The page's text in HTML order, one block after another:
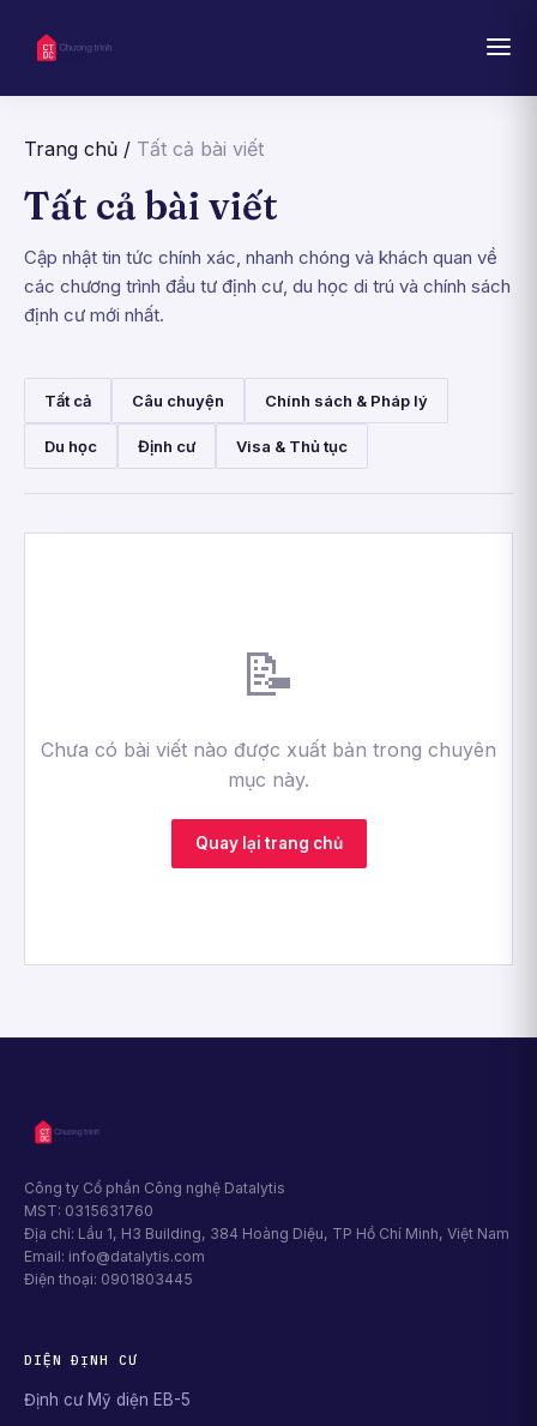
Trang chủ / Tất cả bài viết
Tất cả bài viết
Cập nhật tin tức chính xác, nhanh chóng và khách quan về
các chương trình đầu tư định cư, du học di trú và chính sách
định cư mới nhất.
Tất cả Câu chuyện Chính sách & Pháp lý
Du học Định cư Visa & Thủ tục
📝
Chưa có bài viết nào được xuất bản trong chuyên
mục này.
Quay lại trang chủ
Công ty Cổ phần Công nghệ Datalytis
MST: 0315631760
Địa chỉ: Lầu 1, H3 Building, 384 Hoàng Diệu, TP Hồ Chí Minh, Việt Nam
Email: info@datalytis.com
Điện thoại: 0901803445
DIỆN ĐỊNH CƯ
Định cư Mỹ diện EB-5